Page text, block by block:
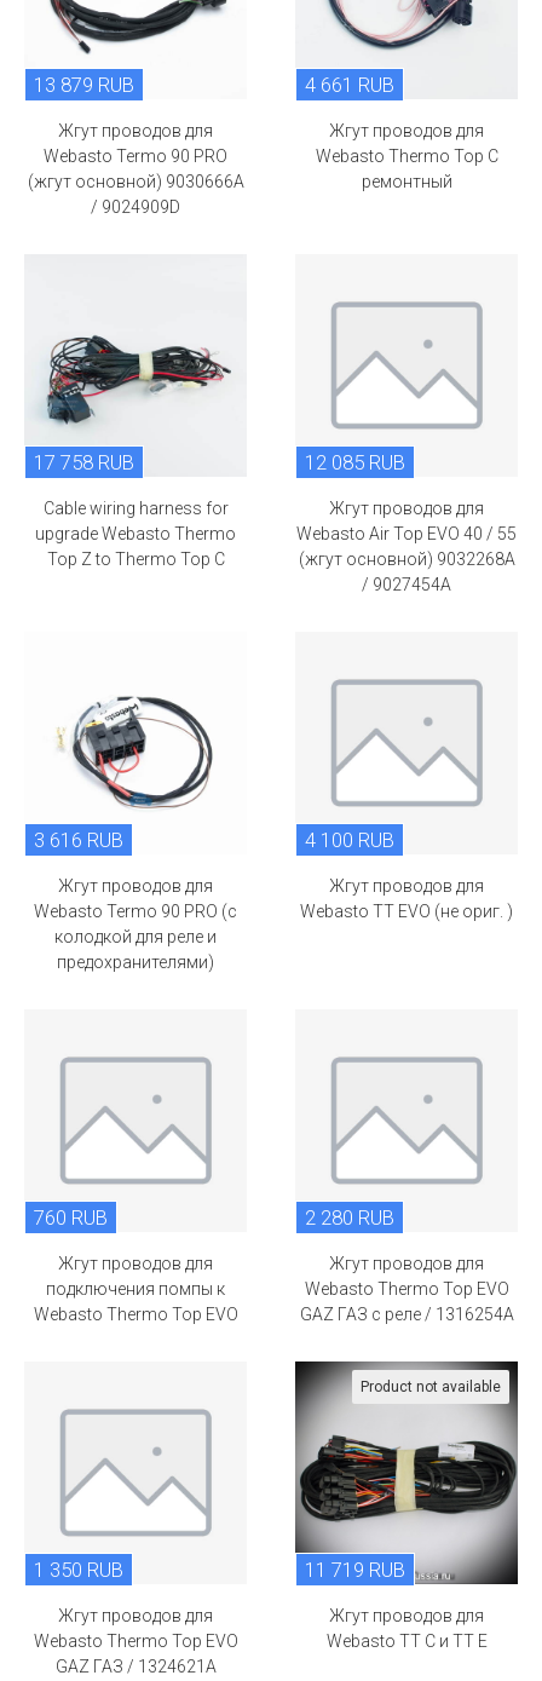
13 879 RUB
Жгут проводов для
Webasto Termo 90 PRO
(жгут основной) 9030666A
/ 9024909D
4 661 RUB
Жгут проводов для
Webasto Thermo Top C
ремонтный
17 758 RUB
Cable wiring harness for
upgrade Webasto Thermo
Top Z to Thermo Top C
12 085 RUB
Жгут проводов для
Webasto Air Top EVO 40 / 55
(жгут основной) 9032268A
/ 9027454A
3 616 RUB
Жгут проводов для
Webasto Termo 90 PRO (c
колодкой для реле и
предохранителями)
4 100 RUB
Жгут проводов для
Webasto TT EVO (не ориг. )
760 RUB
Жгут проводов для
подключения помпы к
Webasto Thermo Top EVO
2 280 RUB
Жгут проводов для
Webasto Thermo Top EVO
GAZ ГАЗ с реле / 1316254A
1 350 RUB
Жгут проводов для
Webasto Thermo Top EVO
GAZ ГАЗ / 1324621A
Product not available
11 719 RUB
Жгут проводов для
Webasto TT C и TT E